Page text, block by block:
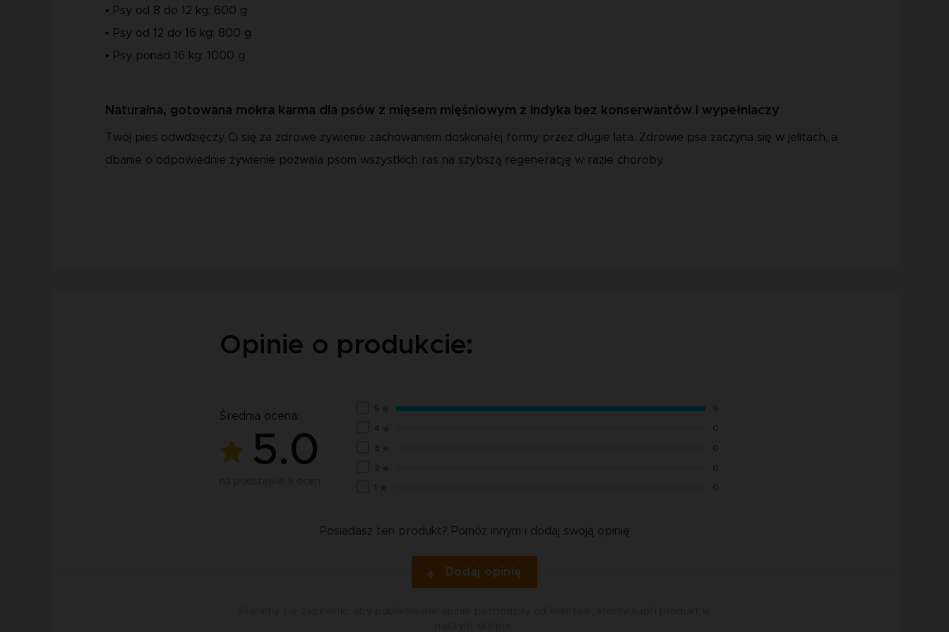
• Psy od 8 do 12 kg: 600 g
• Psy od 12 do 16 kg: 800 g
• Psy ponad 16 kg: 1000 g
Naturalna, gotowana mokra karma dla psów z mięsem mięśniowym z indyka bez konserwantów i wypełniaczy
Twój pies odwdzięczy Ci się za zdrowe żywienie zachowaniem doskonałej formy przez długie lata. Zdrowie psa zaczyna się w jelitach, a
dbanie o odpowiednie żywienie pozwala psom wszystkich ras na szybszą regenerację w razie choroby.
Opinie o produkcie:
Średnia ocena:
5.0
5 9
4 0
3 0
2 0
1 0
Posiadasz ten produkt? Pomóż innym i dodaj swoją opinię
Dodaj opinię